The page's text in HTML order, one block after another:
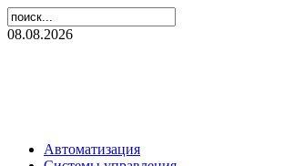
08.08.2026
Автоматизация